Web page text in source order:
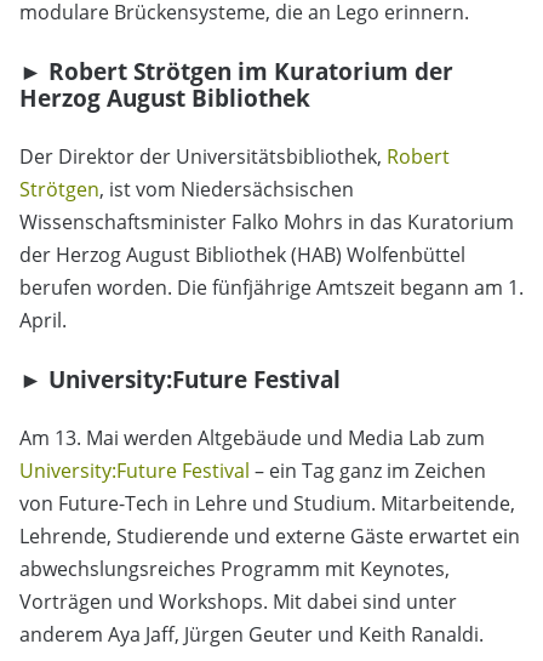
modulare Brückensysteme, die an Lego erinnern.
► Robert Strötgen im Kuratorium der
Herzog August Bibliothek
Der Direktor der Universitätsbibliothek, Robert
Strötgen, ist vom Niedersächsischen
Wissenschaftsminister Falko Mohrs in das Kuratorium
der Herzog August Bibliothek (HAB) Wolfenbüttel
berufen worden. Die fünfjährige Amtszeit begann am 1.
April.
► University:Future Festival
Am 13. Mai werden Altgebäude und Media Lab zum
University:Future Festival – ein Tag ganz im Zeichen
von Future-Tech in Lehre und Studium. Mitarbeitende,
Lehrende, Studierende und externe Gäste erwartet ein
abwechslungsreiches Programm mit Keynotes,
Vorträgen und Workshops. Mit dabei sind unter
anderem Aya Jaff, Jürgen Geuter und Keith Ranaldi.